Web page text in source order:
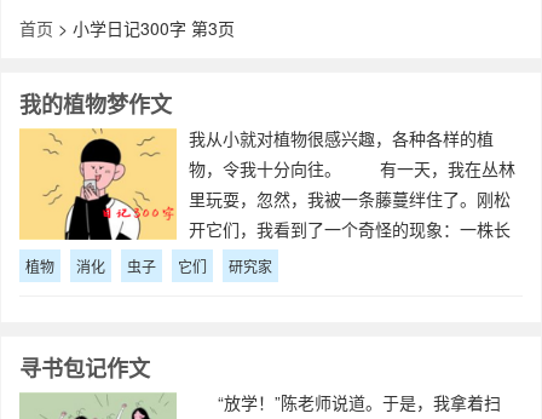
首页 > 小学日记300字 第3页
我的植物梦作文
我从小就对植物很感兴趣，各种各样的植
物，令我十分向往。 有一天，我在丛林
里玩耍，忽然，我被一条藤蔓绊住了。刚松
开它们，我看到了一个奇怪的现象：一株长
着锯齿状叶子的植物正在把一只蠕虫吞下
去！我走近一看，不禁吓了一跳：它的内侧
植物 消化 虫子 它们 研究家
寻书包记作文
“放学！”陈老师说道。于是，我拿着扫